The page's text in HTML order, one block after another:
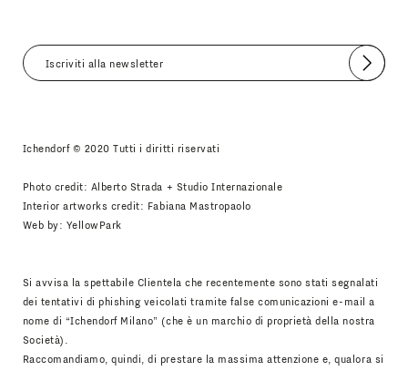
Invia
Ichendorf © 2020 Tutti i diritti riservati
Photo credit: Alberto Strada + Studio Internazionale
Interior artworks credit: Fabiana Mastropaolo
Web by: YellowPark
Si avvisa la spettabile Clientela che recentemente sono stati segnalati
dei tentativi di phishing veicolati tramite false comunicazioni e-mail a
nome di “Ichendorf Milano” (che è un marchio di proprietà della nostra
Società).
Raccomandiamo, quindi, di prestare la massima attenzione e, qualora si